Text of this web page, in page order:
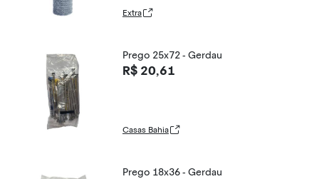
Extra
Prego 25x72 - Gerdau
R$ 20,61
Casas Bahia
Prego 18x36 - Gerdau